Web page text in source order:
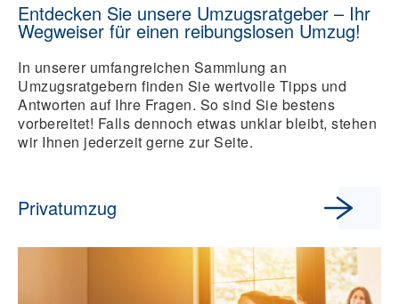
Entdecken Sie unsere Umzugsratgeber – Ihr
Wegweiser für einen reibungslosen Umzug!
In unserer umfangreichen Sammlung an
Umzugsratgebern finden Sie wertvolle Tipps und
Antworten auf Ihre Fragen. So sind Sie bestens
vorbereitet! Falls dennoch etwas unklar bleibt, stehen
wir Ihnen jederzeit gerne zur Seite.
Privatumzug